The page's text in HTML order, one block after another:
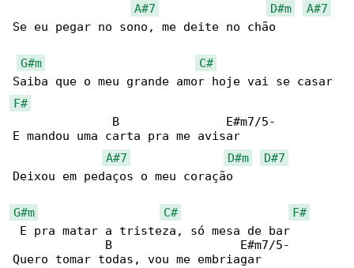
A#7
D#m
A#7
Se eu pegar no sono, me deite no chão
G#m
C#
F#
              B               E#m7/5-
E mandou uma carta pra me avisar
A#7
D#m
D#7
Deixou em pedaços o meu coração
G#m C#
F#
E pra matar a tristeza, só mesa de bar
             B                  E#m7/5-
Quero tomar todas, vou me embriagar